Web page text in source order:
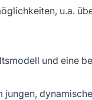
u.a.
und eine
jungen,